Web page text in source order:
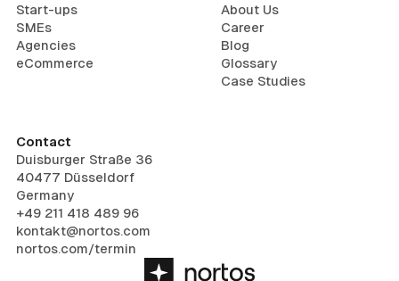
Start-ups
SMEs
Agencies
eCommerce
About Us
Career
Blog
Glossary
Case Studies
Contact
Duisburger Straße 36
40477 Düsseldorf
Germany
+49 211 418 489 96
kontakt@nortos.com
nortos.com/termin